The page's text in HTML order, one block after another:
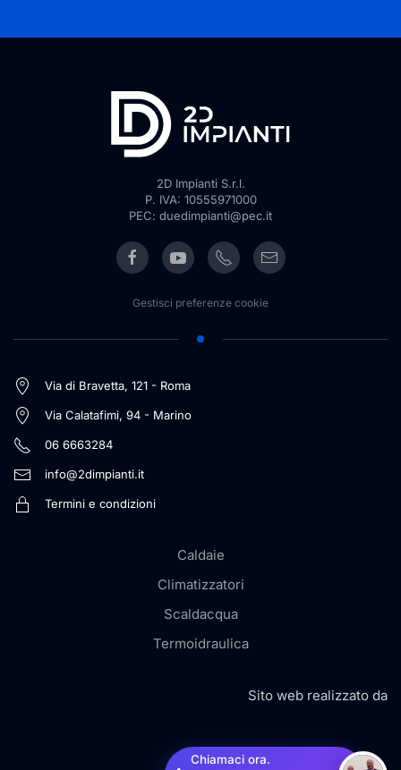
Chiamaci ora.
2D Impianti S.r.l.
P. IVA: 10555971000
PEC: duedimpianti@pec.it
Gestisci preferenze cookie
Via di Bravetta, 121 - Roma
Via Calatafimi, 94 - Marino
06 6663284
info@2dimpianti.it
Termini e condizioni
Caldaie
Climatizzatori
Scaldacqua
Termoidraulica
Sito web realizzato da